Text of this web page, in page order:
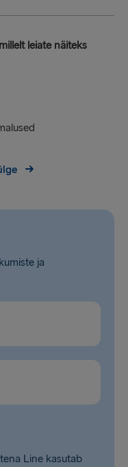
leiate näiteks
ja
Line kasutab